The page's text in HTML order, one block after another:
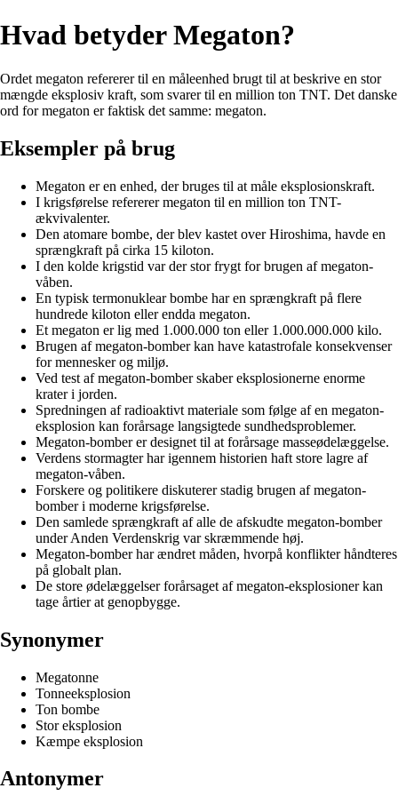
Hvad betyder Megaton?
Ordet megaton refererer til en måleenhed brugt til at beskrive en stor
mængde eksplosiv kraft, som svarer til en million ton TNT. Det danske
ord for megaton er faktisk det samme: megaton.
Eksempler på brug
Megaton er en enhed, der bruges til at måle eksplosionskraft.
I krigsførelse refererer megaton til en million ton TNT-
ækvivalenter.
Den atomare bombe, der blev kastet over Hiroshima, havde en
sprængkraft på cirka 15 kiloton.
I den kolde krigstid var der stor frygt for brugen af megaton-
våben.
En typisk termonuklear bombe har en sprængkraft på flere
hundrede kiloton eller endda megaton.
Et megaton er lig med 1.000.000 ton eller 1.000.000.000 kilo.
Brugen af megaton-bomber kan have katastrofale konsekvenser
for mennesker og miljø.
Ved test af megaton-bomber skaber eksplosionerne enorme
krater i jorden.
Spredningen af radioaktivt materiale som følge af en megaton-
eksplosion kan forårsage langsigtede sundhedsproblemer.
Megaton-bomber er designet til at forårsage masseødelæggelse.
Verdens stormagter har igennem historien haft store lagre af
megaton-våben.
Forskere og politikere diskuterer stadig brugen af megaton-
bomber i moderne krigsførelse.
Den samlede sprængkraft af alle de afskudte megaton-bomber
under Anden Verdenskrig var skræmmende høj.
Megaton-bomber har ændret måden, hvorpå konflikter håndteres
på globalt plan.
De store ødelæggelser forårsaget af megaton-eksplosioner kan
tage årtier at genopbygge.
Synonymer
Megatonne
Tonneeksplosion
Ton bombe
Stor eksplosion
Kæmpe eksplosion
Antonymer